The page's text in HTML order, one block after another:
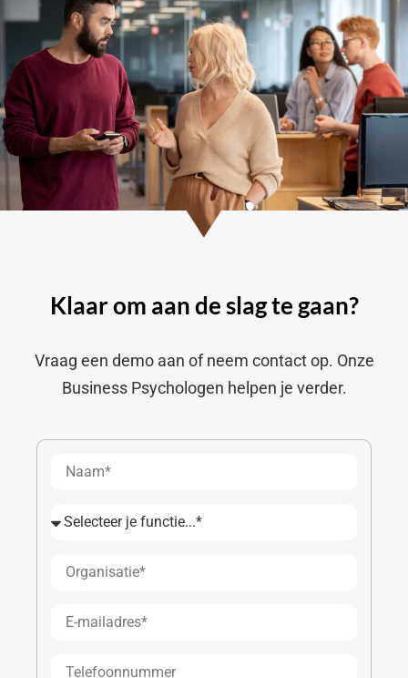
Klaar om aan de slag te gaan?
Vraag een demo aan of neem contact op. Onze
Business Psychologen helpen je verder.